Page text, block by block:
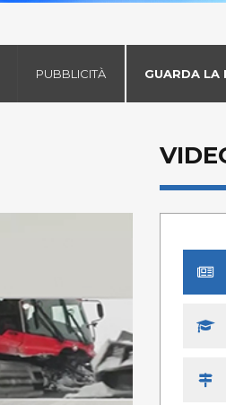
PUBBLICITÀ GUARDA LA